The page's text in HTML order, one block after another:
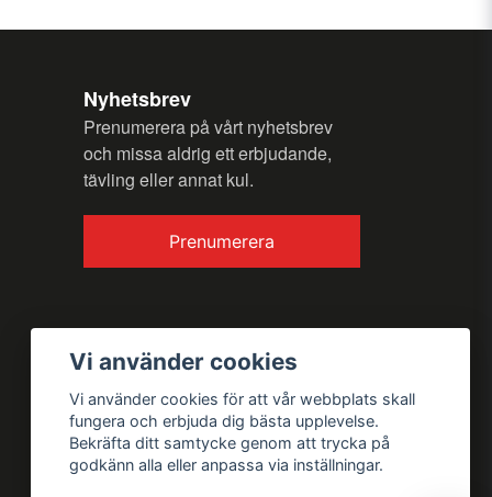
Skicka fråga
Nyhetsbrev
Prenumerera på vårt nyhetsbrev
och missa aldrig ett erbjudande,
tävling eller annat kul.
Prenumerera
Vi använder cookies
Vi använder cookies för att vår webbplats skall
fungera och erbjuda dig bästa upplevelse.
Bekräfta ditt samtycke genom att trycka på
godkänn alla eller anpassa via inställningar.